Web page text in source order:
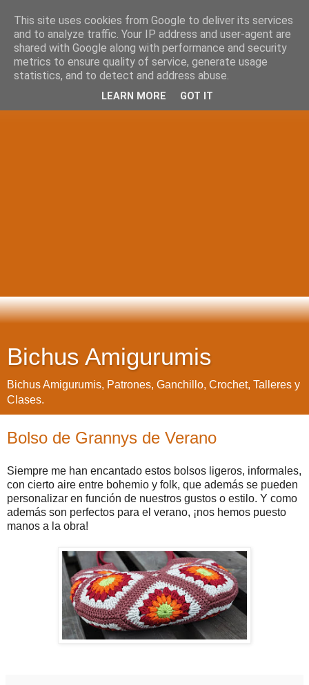
Bichus Amigurumis
Bichus Amigurumis, Patrones, Ganchillo, Crochet, Talleres y
Clases.
Bolso de Grannys de Verano
Siempre me han encantado estos bolsos ligeros, informales,
con cierto aire entre bohemio y folk, que además se pueden
personalizar en función de nuestros gustos o estilo. Y como
además son perfectos para el verano, ¡nos hemos puesto
manos a la obra!
This site uses cookies from Google to deliver its services
and to analyze traffic. Your IP address and user-agent are
shared with Google along with performance and security
metrics to ensure quality of service, generate usage
statistics, and to detect and address abuse.
LEARN MORE GOT IT